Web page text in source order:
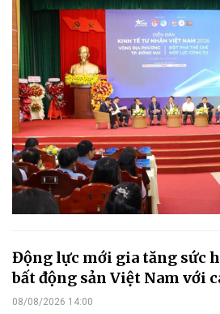
Động lực mới gia tăng sức
bất động sản Việt Nam với
08/08/2026 14:00